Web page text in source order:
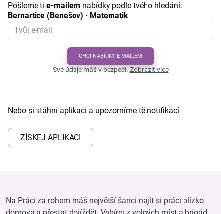
Pošleme ti e-mailem nabídky podle tvého hledání:
Bernartice (Benešov) · Matematik
CHCI NABÍDKY E-MAILEM
Své údaje máš v bezpečí.Zobrazit více
Nebo si stáhni aplikaci a upozorníme tě notifikací
ZÍSKEJ APLIKACI
Na Práci za rohem máš největší šanci najít si práci blízko
domova a přestat dojíždět. Vybírej z volných míst a brigád